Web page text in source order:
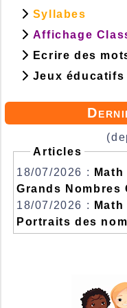
Articles
18/07/2026 :
Grands Nombres
18/07/2026 :
Portraits des
Syllabes
Affichage
Ecrire des
Jeux éducatifs